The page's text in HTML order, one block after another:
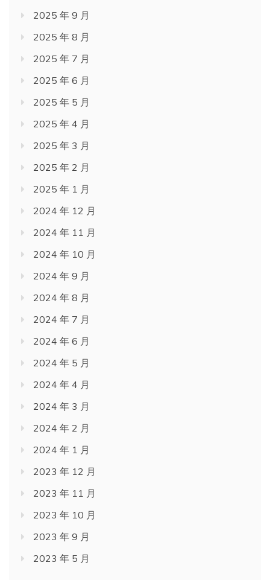
2025 年 9 月
2025 年 8 月
2025 年 7 月
2025 年 6 月
2025 年 5 月
2025 年 4 月
2025 年 3 月
2025 年 2 月
2025 年 1 月
2024 年 12 月
2024 年 11 月
2024 年 10 月
2024 年 9 月
2024 年 8 月
2024 年 7 月
2024 年 6 月
2024 年 5 月
2024 年 4 月
2024 年 3 月
2024 年 2 月
2024 年 1 月
2023 年 12 月
2023 年 11 月
2023 年 10 月
2023 年 9 月
2023 年 5 月